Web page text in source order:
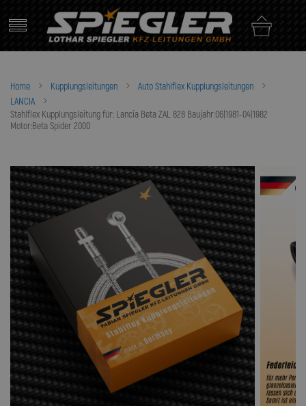
content
Home Kupplungsleitungen
Auto Stahlflex Kupplungsleitungen
LANCIA
Stahlflex Kupplungsleitung für: Lancia Beta ZAL 828 Baujahr:06|1981-04|1982
Motor:Beta Spider 2000